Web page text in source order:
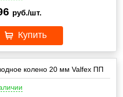
руб./шт.
Купить
колено 20 мм Valfex ПП